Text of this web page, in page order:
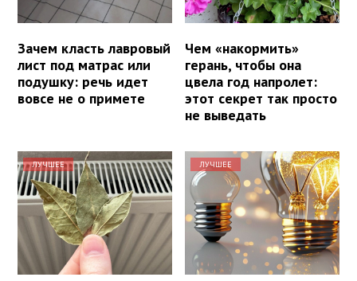
Зачем класть лавровый
лист под матрас или
подушку: речь идет
вовсе не о примете
Чем «накормить»
герань, чтобы она
цвела год напролет:
этот секрет так просто
не выведать
ЛУЧШЕЕ ЛУЧШЕЕ